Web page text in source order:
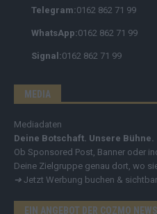
Telegram:0162 862 71 99
WhatsApp:0162 862 71 99
Signal:0162 862 71 99
MEDIA
Mediadaten
Deine Botschaft. Unsere Bühne.
Ob Sponsored Post, Banner oder
Deine Zielgruppe genau dort, wo
➔ Jetzt Werbung buchen &
EIN ANGEBOT DER COZMO NEWS